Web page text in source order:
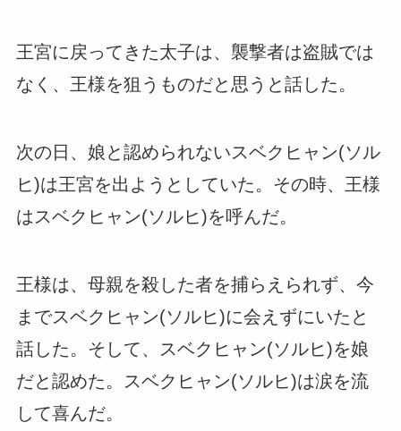
王宮に戻ってきた太子は、襲撃者は盗賊では
なく、王様を狙うものだと思うと話した。
次の日、娘と認められないスベクヒャン(ソル
ヒ)は王宮を出ようとしていた。その時、王様
はスベクヒャン(ソルヒ)を呼んだ。
王様は、母親を殺した者を捕らえられず、今
までスベクヒャン(ソルヒ)に会えずにいたと
話した。そして、スベクヒャン(ソルヒ)を娘
だと認めた。スベクヒャン(ソルヒ)は涙を流
して喜んだ。